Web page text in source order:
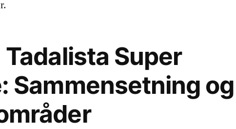
Tadalista Super
Sammensetning og